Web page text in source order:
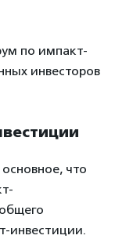
по импакт-
инвесторов
что
инвестиции.